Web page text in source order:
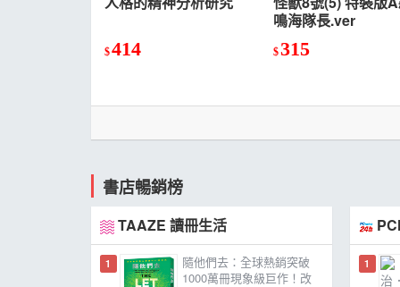
$414
鳴海隊長.ver
$315
書店暢銷榜
TAAZE 讀冊生活
1
隨他們去：全球熱銷突破
1000萬冊現象級巨作！改
1